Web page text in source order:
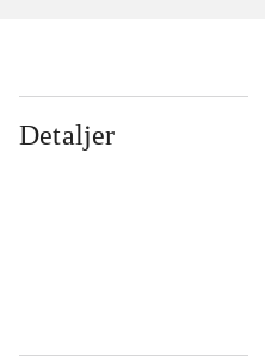
Detaljer